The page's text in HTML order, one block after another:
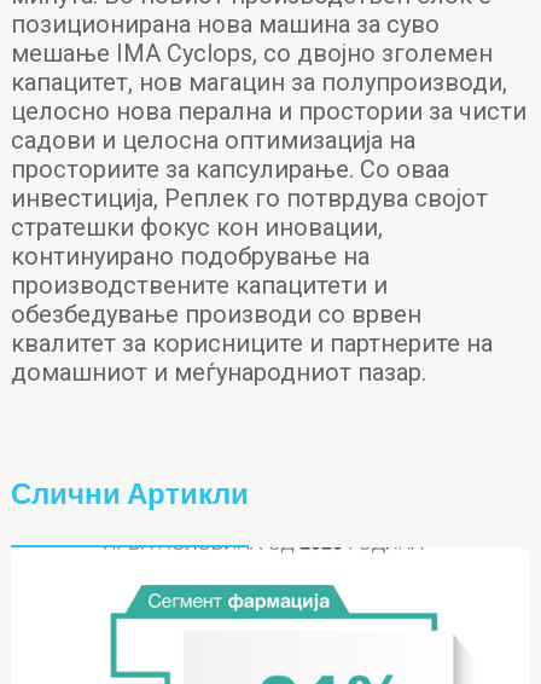
позиционирана нова машина за суво
мешање IMA Cyclops, со двојно зголемен
капацитет, нов магацин за полупроизводи,
целосно нова перална и простории за чисти
садови и целосна оптимизација на
просториите за капсулирање. Со оваа
инвестиција, Реплек го потврдува својот
стратешки фокус кон иновации,
континуирано подобрување на
производствените капацитети и
обезбедување производи со врвен
квалитет за корисниците и партнерите на
домашниот и меѓународниот пазар.
Слични Артикли